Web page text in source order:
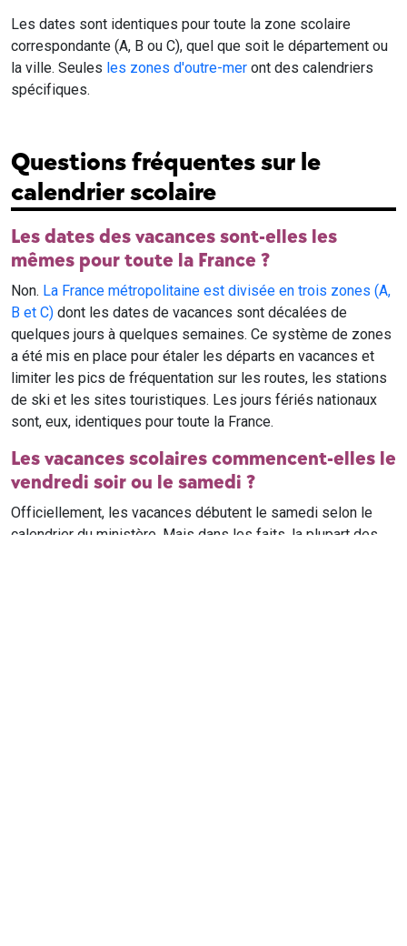
Les dates sont identiques pour toute la zone scolaire
correspondante (A, B ou C), quel que soit le département ou
la ville. Seules les zones d'outre-mer ont des calendriers
spécifiques.
Questions fréquentes sur le
calendrier scolaire
Les dates des vacances sont-elles les
mêmes pour toute la France ?
Non. La France métropolitaine est divisée en trois zones (A,
B et C) dont les dates de vacances sont décalées de
quelques jours à quelques semaines. Ce système de zones
a été mis en place pour étaler les départs en vacances et
limiter les pics de fréquentation sur les routes, les stations
de ski et les sites touristiques. Les jours fériés nationaux
sont, eux, identiques pour toute la France.
Les vacances scolaires commencent-elles le
vendredi soir ou le samedi ?
Officiellement, les vacances débutent le samedi selon le
calendrier du ministère. Mais dans les faits, la plupart des